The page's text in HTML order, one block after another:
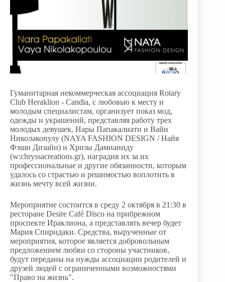
Гуманитарная некоммерческая ассоциация Rotary
Club Heraklion - Candia, с любовью к месту и
молодым специалистам, организует показ мод,
одежды и украшений, представляя работу трех
молодых девушек, Нары Папакалиати и Вайи
Николакопулу (NAYA FASHION DESIGN / Найя
Фэшн Дизайн) и Хризы Дамианиду
(w:chryssacreations.gr), наградив их за их
профессиональные и другие обязанности, которым
удалось со страстью и решимостью воплотить в
жизнь мечту всей жизни.
Мероприятие состоится в среду 2 октября в 21:30 в
ресторане Desire Café Disco на прибрежном
проспекте Ираклиона, а представлять вечер будет
Мария Спиридаки. Средства, вырученные от
мероприятия, которое является добровольным
предложением любви со стороны участников,
будут переданы на нужды ассоциации родителей и
друзей людей с ограниченными возможностями
"Право на жизнь".